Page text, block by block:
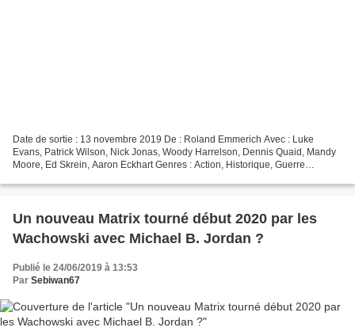
Date de sortie : 13 novembre 2019 De : Roland Emmerich Avec : Luke
Evans, Patrick Wilson, Nick Jonas, Woody Harrelson, Dennis Quaid, Mandy
Moore, Ed Skrein, Aaron Eckhart Genres : Action, Historique, Guerre
Un nouveau Matrix tourné début 2020 par les
Wachowski avec Michael B. Jordan ?
Publié le 24/06/2019 à 13:53
Par Sebiwan67